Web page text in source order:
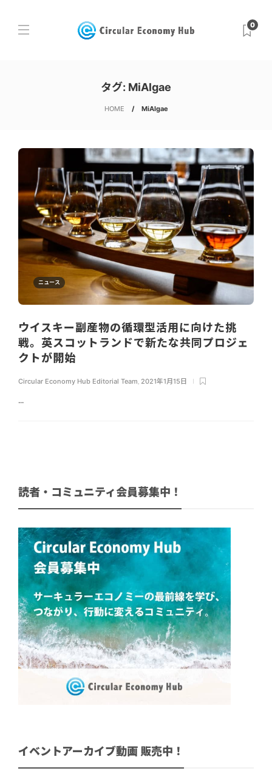
0
タグ: MiAlgae
HOME MiAlgae
ニュース
ウイスキー副産物の循環型活用に向けた挑
戦。英スコットランドで新たな共同プロジェ
クトが開始
Circular Economy Hub Editorial Team, 2021年1月15日
...
読者・コミュニティ会員募集中！
イベントアーカイブ動画 販売中！